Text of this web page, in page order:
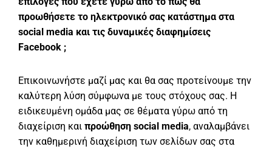
προωθήσετε το ηλεκτρονικό σας κατάστημα στα
social media και τις δυναμικές διαφημίσεις
Facebook ;
Επικοινωνήστε μαζί μας και θα σας προτείνουμε την
καλύτερη λύση σύμφωνα με τους στόχους σας. Η
ειδικευμένη ομάδα μας σε θέματα γύρω από τη
διαχείριση και προώθηση social media, αναλαμβάνει
την καθημερινή διαχείριση των σελίδων σας στα